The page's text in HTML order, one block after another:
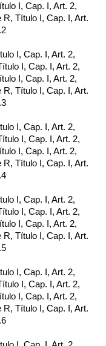
I, Cap. I, Art. 2,
Título I, Cap. I, Art.
I, Cap. I, Art. 2,
I, Cap. I, Art. 2,
I, Cap. I, Art. 2,
Título I, Cap. I, Art.
I, Cap. I, Art. 2,
I, Cap. I, Art. 2,
I, Cap. I, Art. 2,
Título I, Cap. I, Art.
I, Cap. I, Art. 2,
I, Cap. I, Art. 2,
I, Cap. I, Art. 2,
Título I, Cap. I, Art.
I, Cap. I, Art. 2,
I, Cap. I, Art. 2,
I, Cap. I, Art. 2,
Título I, Cap. I, Art.